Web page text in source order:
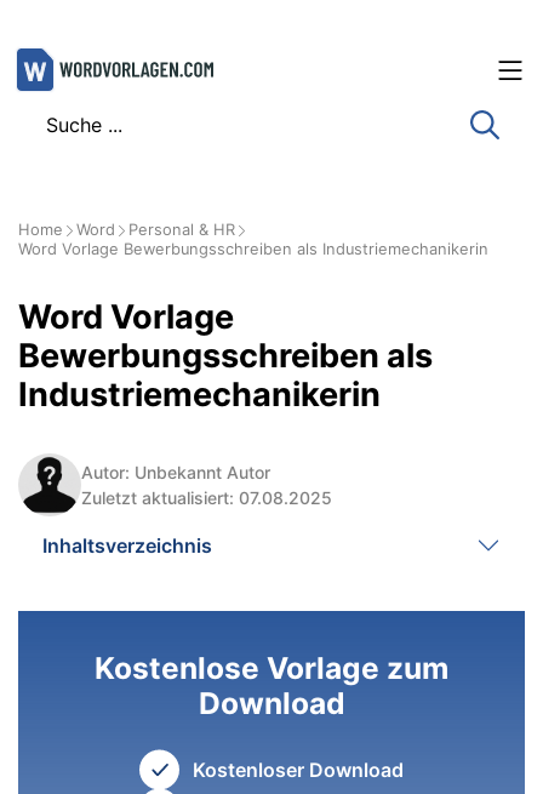
Zum
Inhalt
Home Word
Personal & HR
Word Vorlage Bewerbungsschreiben als Industriemechanikerin
Word Vorlage
Bewerbungsschreiben als
Industriemechanikerin
Autor: Unbekannt Autor
Zuletzt aktualisiert: 07.08.2025
Inhaltsverzeichnis
Kostenlose Vorlage zum
Download
Kostenloser Download